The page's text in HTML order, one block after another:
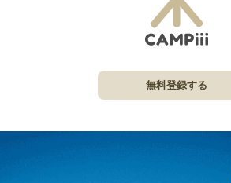
無料登録する